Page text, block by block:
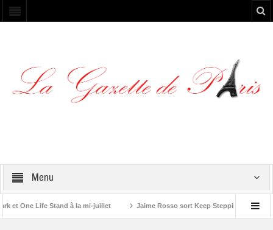
Menu
et One Life Stand à la mi-juillet Jaime Rosso sort Keep Stepping, son